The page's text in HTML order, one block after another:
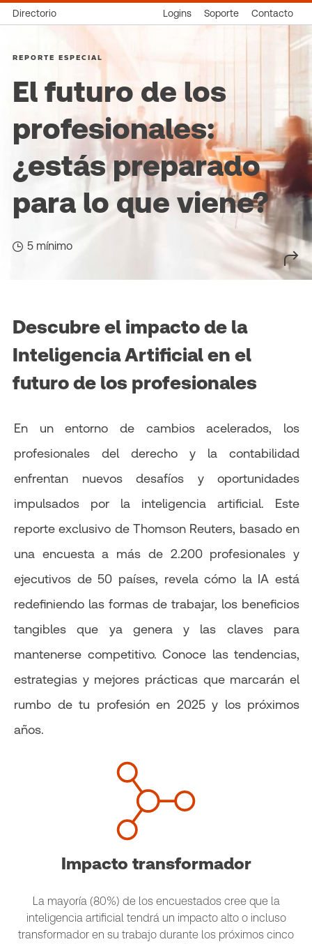
Directorio Logins Soporte Contacto
REPORTE ESPECIAL
El futuro de los
profesionales:
¿estás preparado
para lo que viene?
5 mínimo
Descubre el impacto de la
Inteligencia Artificial en el
futuro de los profesionales
En un entorno de cambios acelerados, los
profesionales del derecho y la contabilidad
enfrentan nuevos desafíos y oportunidades
impulsados por la inteligencia artificial. Este
reporte exclusivo de Thomson Reuters, basado en
una encuesta a más de 2.200 profesionales y
ejecutivos de 50 países, revela cómo la IA está
redefiniendo las formas de trabajar, los beneficios
tangibles que ya genera y las claves para
mantenerse competitivo. Conoce las tendencias,
estrategias y mejores prácticas que marcarán el
rumbo de tu profesión en 2025 y los próximos
años.
Impacto transformador
La mayoría (80%) de los encuestados cree que la
inteligencia artificial tendrá un impacto alto o incluso
transformador en su trabajo durante los próximos cinco